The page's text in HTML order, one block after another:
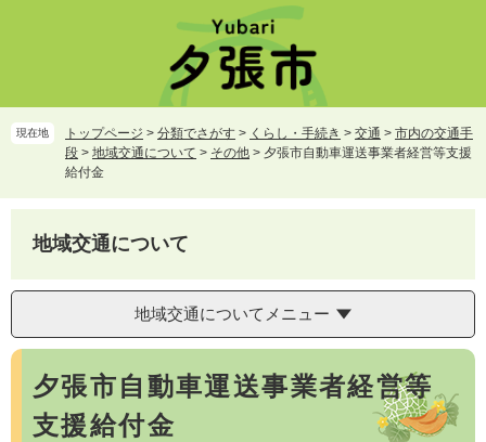
頭
で
飛
ば
現在地 トップページ > 分類でさがす > くらし・手続き > 交通 > 市内の交通手
段 > 地域交通について > その他 > 夕張市自動車運送事業者経営等支援
給付金
地域交通について
地域交通についてメニュー
本
夕張市自動車運送事業者経営等
支援給付金